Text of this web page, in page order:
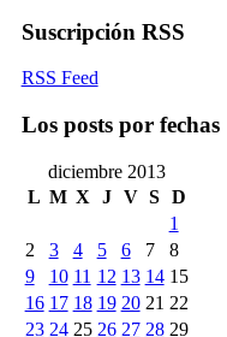
Suscripción RSS
RSS Feed
Los posts por fechas
diciembre 2013
L M X J V S D
1
2
3 4 5 6 7
8
9
10 11 12 13 14 15
16 17 18 19 20 21 22
23 24 25 26 27 28 29